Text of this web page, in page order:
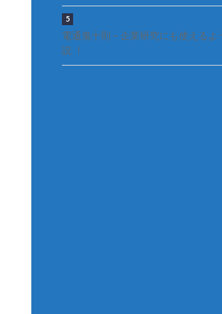
電通鬼十則 – 企業研究にも使える
説 ！